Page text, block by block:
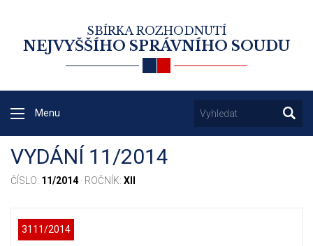
SBÍRKA ROZHODNUTÍ
NEJVYŠŠÍHO SPRÁVNÍHO SOUDU
Menu
VYDÁNÍ 11/2014
ČÍSLO: 11/2014· ROČNÍK: XII
3111/2014